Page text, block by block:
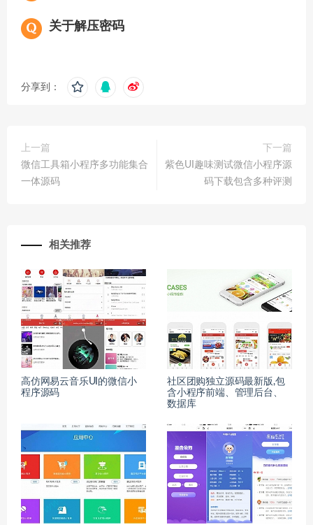
关于解压密码
分享到：
上一篇
微信工具箱小程序多功能集合
一体源码
下一篇
紫色UI趣味测试微信小程序源
码下载包含多种评测
相关推荐
高仿网易云音乐UI的微信小
程序源码
社区团购独立源码最新版,包
含小程序前端、管理后台、
数据库